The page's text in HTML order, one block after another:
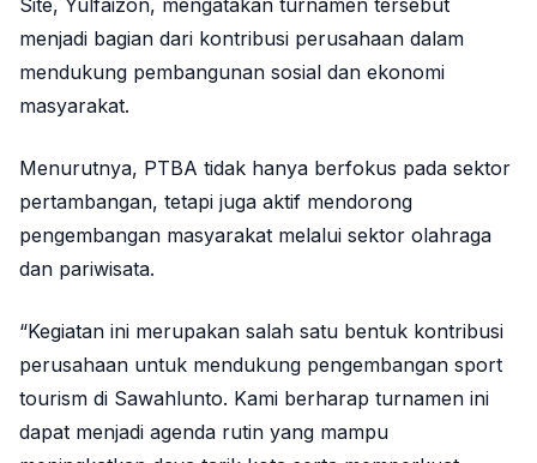
Site, Yulfaizon, mengatakan turnamen tersebut
menjadi bagian dari kontribusi perusahaan dalam
mendukung pembangunan sosial dan ekonomi
masyarakat.
Menurutnya, PTBA tidak hanya berfokus pada sektor
pertambangan, tetapi juga aktif mendorong
pengembangan masyarakat melalui sektor olahraga
dan pariwisata.
“Kegiatan ini merupakan salah satu bentuk kontribusi
perusahaan untuk mendukung pengembangan sport
tourism di Sawahlunto. Kami berharap turnamen ini
dapat menjadi agenda rutin yang mampu